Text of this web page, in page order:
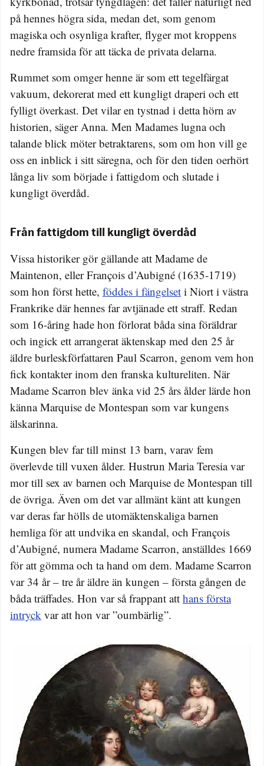
på hennes högra sida, medan det, som genom
magiska och osynliga krafter, flyger mot kroppens
nedre framsida för att täcka de privata delarna.
Rummet som omger henne är som ett tegelfärgat
vakuum, dekorerat med ett kungligt draperi och ett
fylligt överkast. Det vilar en tystnad i detta hörn av
historien, säger Anna. Men Madames lugna och
talande blick möter betraktarens, som om hon vill ge
oss en inblick i sitt säregna, och för den tiden oerhört
långa liv som började i fattigdom och slutade i
kungligt överdåd.
Från fattigdom till kungligt överdåd
Vissa historiker gör gällande att Madame de
Maintenon, eller François d’Aubigné (1635-1719)
som hon först hette, föddes i fängelset i Niort i västra
Frankrike där hennes far avtjänade ett straff. Redan
som 16-åring hade hon förlorat båda sina föräldrar
och ingick ett arrangerat äktenskap med den 25 år
äldre burleskförfattaren Paul Scarron, genom vem hon
fick kontakter inom den franska kultureliten. När
Madame Scarron blev änka vid 25 års ålder lärde hon
känna Marquise de Montespan som var kungens
älskarinna.
Kungen blev far till minst 13 barn, varav fem
överlevde till vuxen ålder. Hustrun Maria Teresia var
mor till sex av barnen och Marquise de Montespan till
de övriga. Även om det var allmänt känt att kungen
var deras far hölls de utomäktenskaliga barnen
hemliga för att undvika en skandal, och François
d’Aubigné, numera Madame Scarron, anställdes 1669
för att gömma och ta hand om dem. Madame Scarron
var 34 år – tre år äldre än kungen – första gången de
båda träffades. Hon var så frappant att hans första
intryck var att hon var ”oumbärlig”.